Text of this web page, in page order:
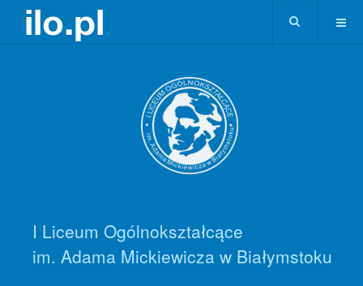
I Liceum Ogólnokształcące
im. Adama Mickiewicza w Białymstoku